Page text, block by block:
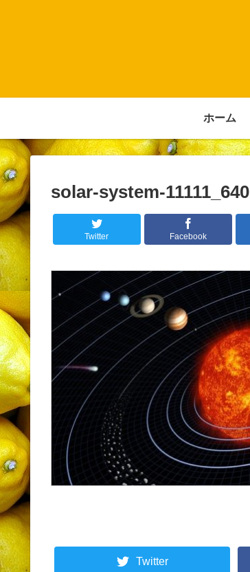
ホーム
solar-system-11111_640
Twitter Facebook
Twitter